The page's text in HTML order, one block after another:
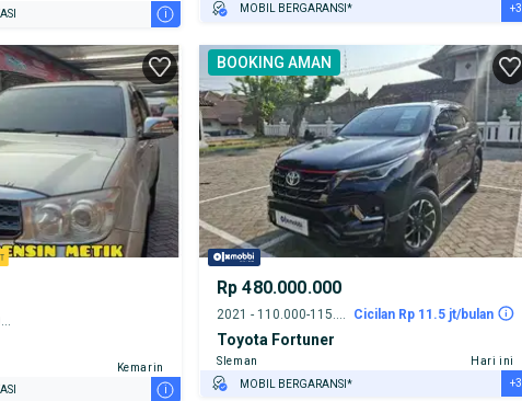
i
MOBIL BERGARANSI*
TEST DRIVE DARI RUMAH
GRATIS BIAYA JASA PERAWATAN*
+3
Kemarin
i
BOOKING AMAN
Rp 480.000.000
Cicilan Rp 11.5 jt/bulan
Toyota Fortuner
Sleman
Hari ini
MOBIL BERGARANSI*
+3